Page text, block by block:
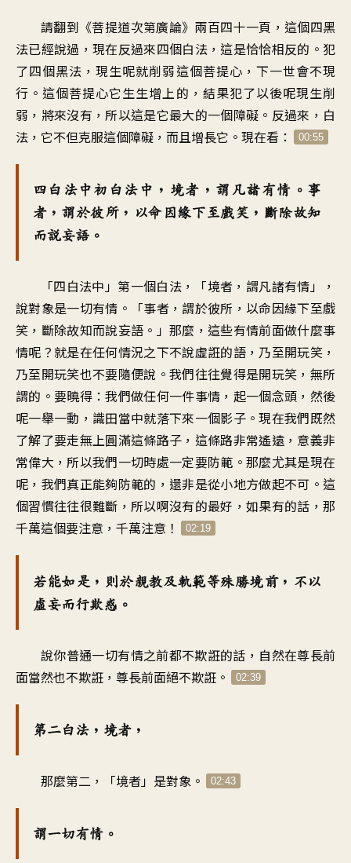
請翻到《菩提道次第廣論》兩百四十一頁，這個四黑
法已經說過，現在反過來四個白法，這是恰恰相反的。犯
了四個黑法，現生呢就削弱這個菩提心，下一世會不現
行。這個菩提心它生生增上的，結果犯了以後呢現生削
弱，將來沒有，所以這是它最大的一個障礙。反過來，白
法，它不但克服這個障礙，而且增長它。現在看：
00:55
四白法中初白法中，境者，謂凡諸有情。事
者，謂於彼所，以命因緣下至戲笑，斷除故知
而說妄語。
「四白法中」第一個白法，「境者，謂凡諸有情」，
說對象是一切有情。「事者，謂於彼所，以命因緣下至戲
笑，斷除故知而說妄語。」那麼，這些有情前面做什麼事
情呢？就是在任何情況之下不說虛誑的語，乃至開玩笑，
乃至開玩笑也不要隨便說。我們往往覺得是開玩笑，無所
謂的。要曉得：我們做任何一件事情，起一個念頭，然後
呢一舉一動，識田當中就落下來一個影子。現在我們既然
了解了要走無上圓滿這條路子，這條路非常遙遠，意義非
常偉大，所以我們一切時處一定要防範。那麼尤其是現在
呢，我們真正能夠防範的，還非是從小地方做起不可。這
個習慣往往很難斷，所以啊沒有的最好，如果有的話，那
千萬這個要注意，千萬注意！
02:19
若能如是，則於親教及軌範等殊勝境前，不以
虛妄而行欺惑。
說你普通一切有情之前都不欺誑的話，自然在尊長前
面當然也不欺誑，尊長前面絕不欺誑。
02:39
第二白法，境者，
那麼第二，「境者」是對象。 02:43
謂一切有情。